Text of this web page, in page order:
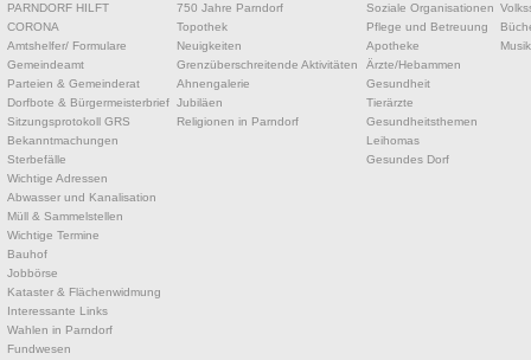
PARNDORF HILFT
CORONA
Amtshelfer/ Formulare
Gemeindeamt
Parteien & Gemeinderat
Dorfbote & Bürgermeisterbrief
Sitzungsprotokoll GRS
Bekanntmachungen
Sterbefälle
Wichtige Adressen
Abwasser und Kanalisation
Müll & Sammelstellen
Wichtige Termine
Bauhof
Jobbörse
Kataster & Flächenwidmung
Interessante Links
Wahlen in Parndorf
Fundwesen
750 Jahre Parndorf
Topothek
Neuigkeiten
Grenzüberschreitende Aktivitäten
Ahnengalerie
Jubiläen
Religionen in Parndorf
Soziale Organisationen
Pflege und Betreuung
Apotheke
Ärzte/Hebammen
Gesundheit
Tierärzte
Gesundheitsthemen
Leihomas
Gesundes Dorf